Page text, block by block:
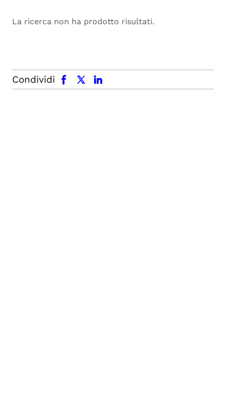
La ricerca non ha prodotto risultati.
Condividi
facebook x.com linkedin